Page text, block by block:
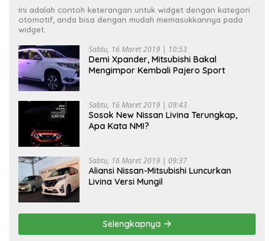
Ini adalah contoh keterangan untuk widget dengan kategori
otomotif, anda bisa dengan mudah memasukkannya pada
widget.
Sabtu, 16 Maret 2019 | 10:53
Demi Xpander, Mitsubishi Bakal
Mengimpor Kembali Pajero Sport
Sabtu, 16 Maret 2019 | 09:43
Sosok New Nissan Livina Terungkap,
Apa Kata NMI?
Sabtu, 16 Maret 2019 | 09:37
Aliansi Nissan-Mitsubishi Luncurkan
Livina Versi Mungil
Selengkapnya